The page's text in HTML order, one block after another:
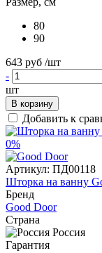
80
90
643 руб /шт
-
шт
В корзину
Добавить к
0%
Артикул: ПД00118
Шторка на ванну
Бренд
Good Door
Страна
Россия
Гарантия